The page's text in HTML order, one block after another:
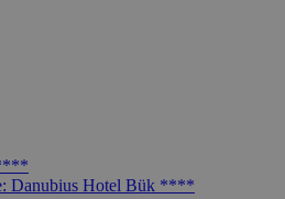
Danubius Hotel Bük ****